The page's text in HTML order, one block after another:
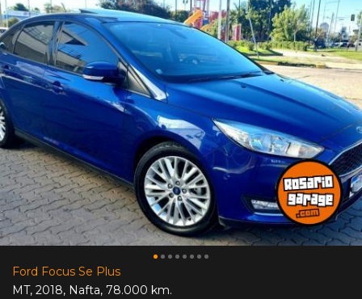
Ford Focus Se Plus
MT, 2018, Nafta, 78.000 km.